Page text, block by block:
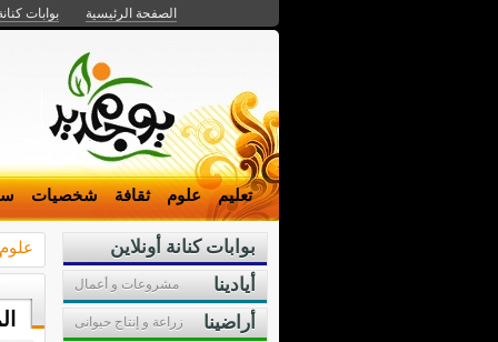
الصفحة الرئيسية بوابات
تعليم علوم ثقافة شخصيات
علوم
بوابات كنانة أونلاين
أيادينا
مشروعات و أعمال
أراضينا زراعة و إنتاج حيوانى